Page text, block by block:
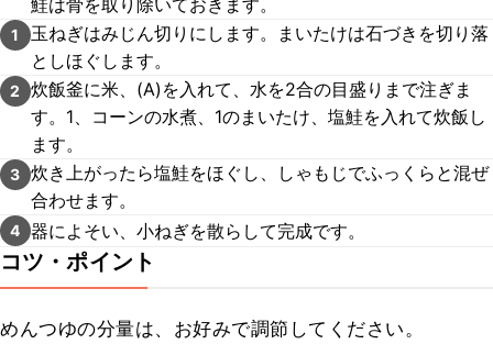
鮭は骨を取り除いておきます。
1
玉ねぎはみじん切りにします。まいたけは石づきを切り落
としほぐします。
2
炊飯釜に米、(A)を入れて、水を2合の目盛りまで注ぎま
す。1、コーンの水煮、1のまいたけ、塩鮭を入れて炊飯し
ます。
3 炊き上がったら塩鮭をほぐし、しゃもじでふっくらと混ぜ
合わせます。
4 器によそい、小ねぎを散らして完成です。
コツ・ポイント
めんつゆの分量は、お好みで調節してください。